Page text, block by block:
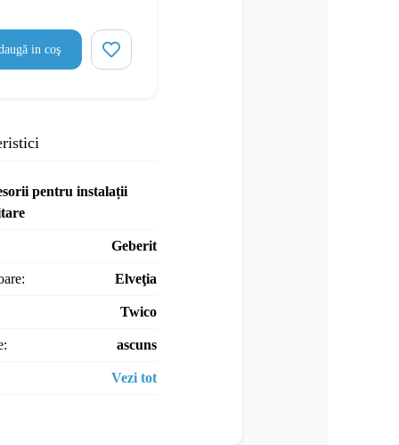
in coş
pentru instalații
Geberit
Elveţia
Twico
ascuns
Vezi tot